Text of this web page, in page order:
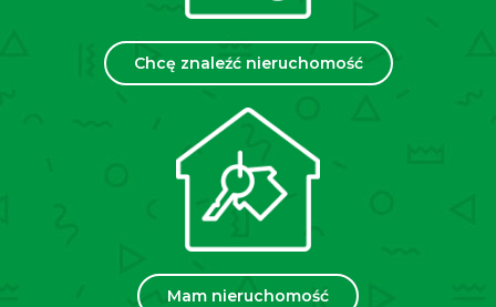
Chcę znaleźć nieruchomość
Mam nieruchomość
Tecnocasa presents an apartment for sale located on
Włoska Street, in a quiet and well-connected part of
Kraków. This is an ideal offer for those looking for a
functional property in a green area with quick access
to the city center.
The apartment has a total area of
situated on the 1st floor of a 4-story building from the
1980s. The property is in move-in condition, allowing
immediate occupancy without the need for additional